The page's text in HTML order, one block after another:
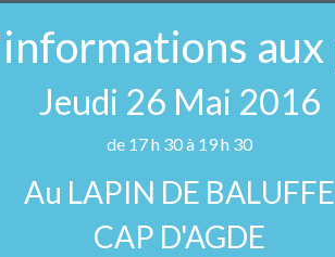
aux
Jeudi 26 Mai 2016
de 17 h 30 à 19 h 30
Au LAPIN DE BALUFFE
CAP D'AGDE